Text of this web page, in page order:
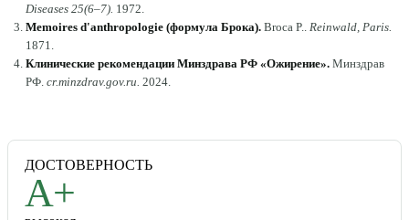
Diseases 25(6–7) 1972
Memoires d'anthropologie (формула Брока). Broca P. Reinwald, Paris
1871
Клинические рекомендации Минздрава РФ «Ожирение». Минздрав
РФ cr.minzdrav.gov.ru 2024
ДОСТОВЕРНОСТЬ
A+